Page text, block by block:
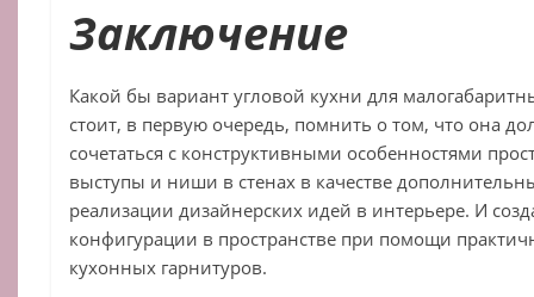
Заключение
Какой бы вариант угловой кухни для
стоит, в первую очередь, помнить о том, что она
сочетаться с конструктивными особенностями
выступы и ниши в стенах в качестве
реализации дизайнерских идей в интерьере. И
конфигурации в пространстве при помощи
кухонных гарнитуров.